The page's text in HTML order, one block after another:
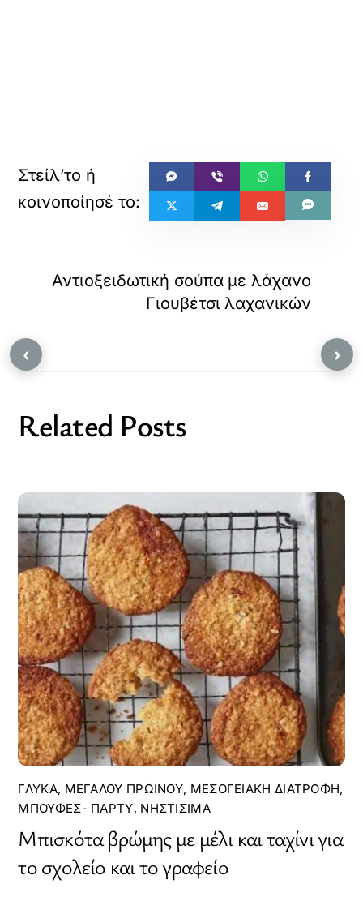
Αντιοξειδωτική σούπα με λάχανο
Γιουβέτσι λαχανικών
Related Posts
ΓΛΥΚΆ, ΜΕΓΆΛΟΥ ΠΡΩΙΝΟΎ, ΜΕΣΟΓΕΙΑΚΉ ΔΙΑΤΡΟΦΉ,
ΜΠΟΥΦΈΣ- ΠΆΡΤΥ, ΝΗΣΤΊΣΙΜΑ
Μπισκότα βρώμης με μέλι και ταχίνι για
το σχολείο και το γραφείο
‹ ›